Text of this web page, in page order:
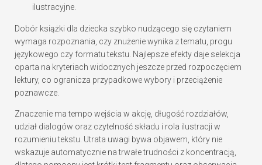
ilustracyjne.
Dobór książki dla dziecka szybko nudzącego się czytaniem
wymaga rozpoznania, czy znużenie wynika z tematu, progu
językowego czy formatu tekstu. Najlepsze efekty daje selekcja
oparta na kryteriach widocznych jeszcze przed rozpoczęciem
lektury, co ogranicza przypadkowe wybory i przeciążenie
poznawcze.
Znaczenie ma tempo wejścia w akcję, długość rozdziałów,
udział dialogów oraz czytelność składu i rola ilustracji w
rozumieniu tekstu. Utrata uwagi bywa objawem, który nie
wskazuje automatycznie na trwałe trudności z koncentracją,